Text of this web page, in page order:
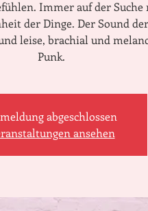
Immer auf der Suche
der Dinge. Der Sound
leise, brachial und
Punk.
abgeschlossen
ansehen